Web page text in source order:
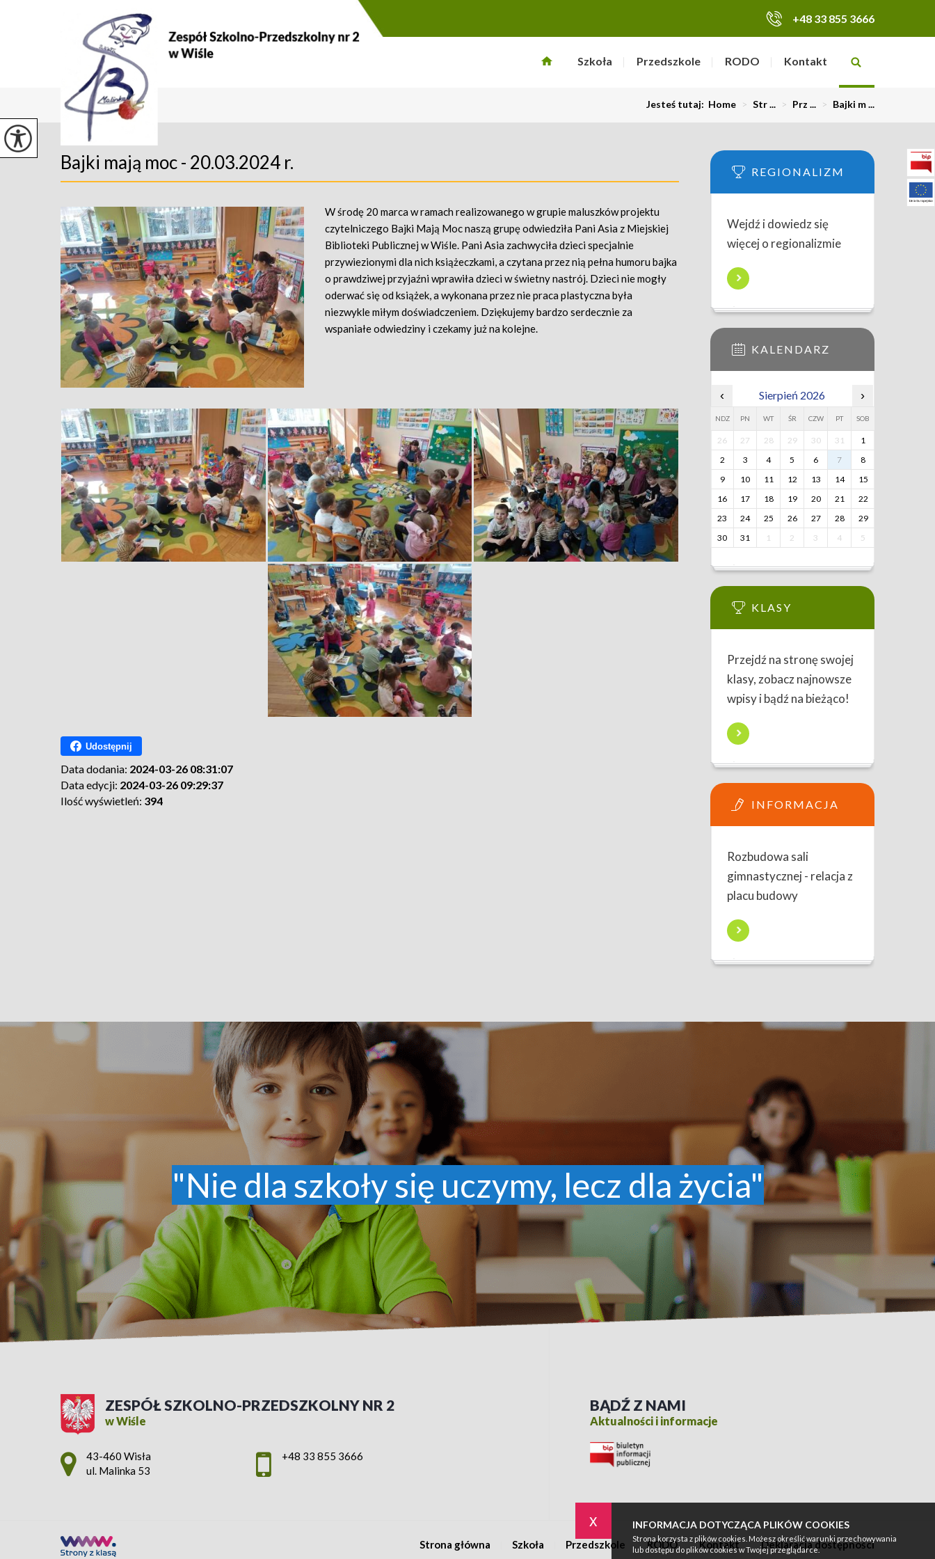
x INFORMACJA DOTYCZĄCA PLIKÓW COOKIES
Strona korzysta z plików cookies. Możesz określić warunki przechowywania
lub dostępu do plików cookies w Twojej przeglądarce.
+48 33 855 3666
Szkoła Przedszkole RODO Kontakt
Jesteś tutaj: Home > Str ... > Prz ... > Bajki m ...
Bajki mają moc - 20.03.2024 r.
W środę 20 marca w ramach realizowanego w grupie maluszków projektu
czytelniczego Bajki Mają Moc naszą grupę odwiedziła Pani Asia z Miejskiej
Biblioteki Publicznej w Wiśle. Pani Asia zachwyciła dzieci specjalnie
przywiezionymi dla nich książeczkami, a czytana przez nią pełna humoru bajka
o prawdziwej przyjaźni wprawiła dzieci w świetny nastrój. Dzieci nie mogły
oderwać się od książek, a wykonana przez nie praca plastyczna była
niezwykle miłym doświadczeniem. Dziękujemy bardzo serdecznie za
wspaniałe odwiedziny i czekamy już na kolejne.
Udostępnij
Data dodania: 2024-03-26 08:31:07
Data edycji: 2024-03-26 09:29:37
Ilość wyświetleń: 394
REGIONALIZM
Wejdź i dowiedz się
więcej o regionalizmie
KALENDARZ
‹ Sierpień 2026 ›
NDZ PN WT ŚR CZW PT SOB
26 27 28 29 30 31
1
2
3 4 5 6 7
8
9
10 11 12 13 14
15
16
17 18 19 20 21
22
23
24 25 26 27 28
29
30
31 1 2 3 4 5
KLASY
Przejdź na stronę swojej
klasy, zobacz najnowsze
wpisy i bądź na bieżąco!
INFORMACJA
Rozbudowa sali
gimnastycznej - relacja z
placu budowy
"Nie dla szkoły się uczymy, lecz dla życia"
ZESPÓŁ SZKOLNO-PRZEDSZKOLNY NR 2
w Wiśle
Adres pocztowy:
43-460 Wisła
ul. Malinka 53
+48 33 855 3666
BĄDŹ Z NAMI
Aktualności i informacje
Strona główna Szkoła Przedszkole RODO Kontakt Deklaracja dostępności